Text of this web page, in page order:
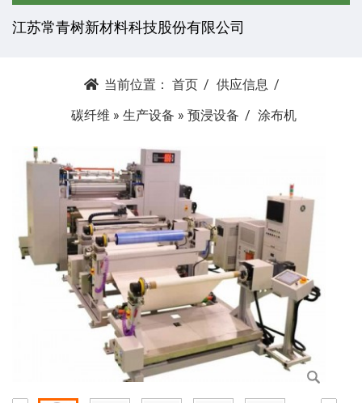
江苏常青树新材料科技股份有限公司
当前位置： 首页
供应信息
碳纤维 » 生产设备 » 预浸设备 涂布机